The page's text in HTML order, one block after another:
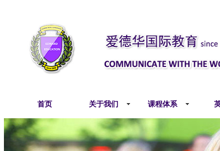
首页 关于我们 课程体系